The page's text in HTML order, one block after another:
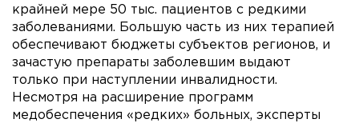
крайней мере 50 тыс. пациентов с редкими
заболеваниями. Большую часть из них терапией
обеспечивают бюджеты субъектов регионов, и
зачастую препараты заболевшим выдают
только при наступлении инвалидности.
Несмотря на расширение программ
медобеспечения «редких» больных, эксперты